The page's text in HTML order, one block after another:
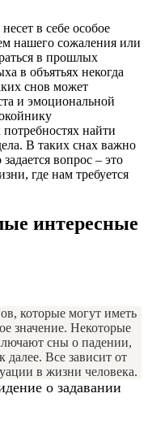
в себе особое
нашего сожаления или
в прошлых
в объятьях некогда
снов может
и эмоциональной
найти
В таких снах важно
вопрос – это
где нам требуется
интересные
которые могут иметь
значение. Некоторые
сны о падении,
далее. Все зависит от
в жизни человека.
о задавании